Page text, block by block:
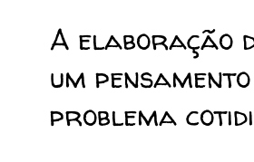
A elaboração
um
problema